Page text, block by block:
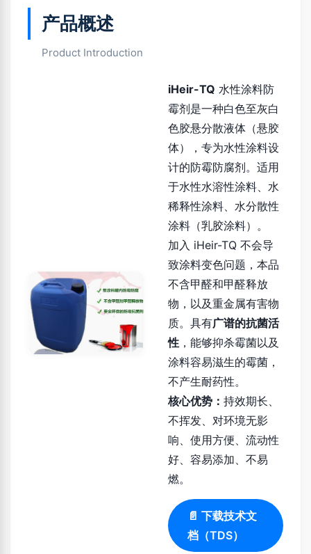
产品概述
Product Introduction
iHeir-TQ 水性涂料防
霉剂是一种白色至灰白
色胶悬分散液体（悬胶
体），专为水性涂料设
计的防霉防腐剂。适用
于水性水溶性涂料、水
稀释性涂料、水分散性
涂料（乳胶涂料）。
加入 iHeir-TQ 不会导
致涂料变色问题，本品
不含甲醛和甲醛释放
物，以及重金属有害物
质。具有广谱的抗菌活
性，能够抑杀霉菌以及
涂料容易滋生的霉菌，
不产生耐药性。
核心优势： 持效期长、
不挥发、对环境无影
响、使用方便、流动性
好、容易添加、不易
燃。
📄 下载技术文
档（TDS）